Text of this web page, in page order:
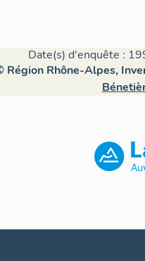
Date(s) d'enquête :
Région Rhône-Alpes,